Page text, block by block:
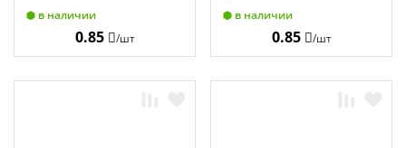
в наличии
0.85 /шт
в наличии
0.85 /шт